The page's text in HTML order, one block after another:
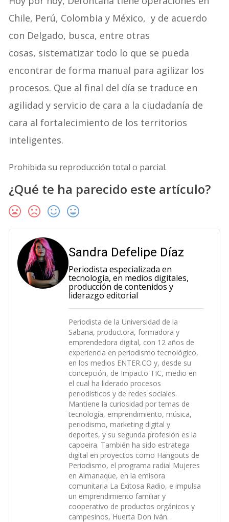
Chile, Perú, Colombia y México, y de acuerdo
con Delgado, busca, entre otras
cosas, sistematizar todo lo que se pueda
encontrar de forma manual para agilizar los
procesos. Que al final del día se traduce en
agilidad y servicio de cara a la ciudadanía de
cara al fortalecimiento de los territorios
inteligentes.
Prohibida su reproducción total o parcial.
¿Qué te ha parecido este artículo?
Sandra Defelipe Díaz
Periodista especializada en
tecnología, en medios digitales,
producción de contenidos y
liderazgo editorial
Periodista de la Universidad de la
Sabana, productora, formadora y
emprendedora digital, con 12 años de
experiencia en periodismo tecnológico,
en los medios ENTER.CO y, desde su
concepción, de Impacto TIC, medio en
el cual ha liderado procesos
periodísticos y de redes sociales.
Mantiene la curiosidad por temas de
tecnología, emprendimiento, música,
periodismo, marketing digital y
deportes, y su segunda profesión es la
capoeira. También ha sido estratega
digital en proyectos como Hangouts de
Periodismo, el programa radial Mujeres
en Almanaque, en la emisora
comunitaria La Exitosa Radio, e impulsa
un emprendimiento familiar y
cooperativo de productos orgánicos y
campesinos, Huerta Don Iván.